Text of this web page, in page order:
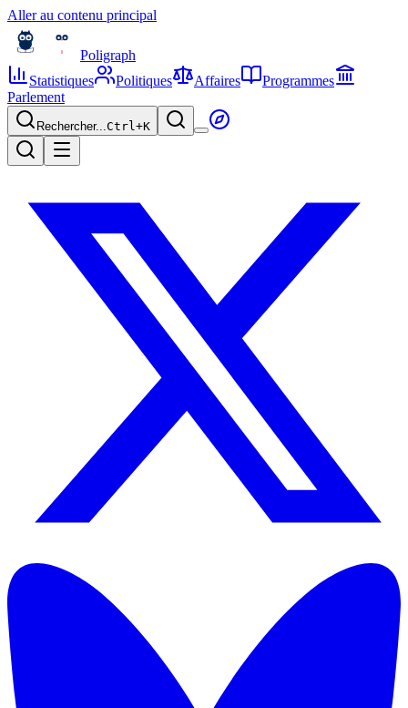
Aller au contenu principal
Poligraph
Statistiques
Politiques Affaires
Programmes
Parlement
Rechercher...Ctrl+K